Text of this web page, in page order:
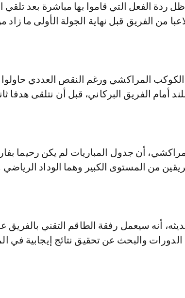
ردة الفعل التي قاموا بها مباشرة بعد تلقي
من الفريق قبل نهاية الجولة الأولى ما زاد
الكوكب المراكشي ورغم النقص العددي حاولوا
أمام الفريق البركاني، قبل أن نتلقى هدفا
أن جدول المباريات لم يكن رحيما
من المستوى الكبير وهما الوداد
أنه سيعمل رفقة الطاقم التقني بالفريق
والبحث عن تحقيق نتائج إيجابية في